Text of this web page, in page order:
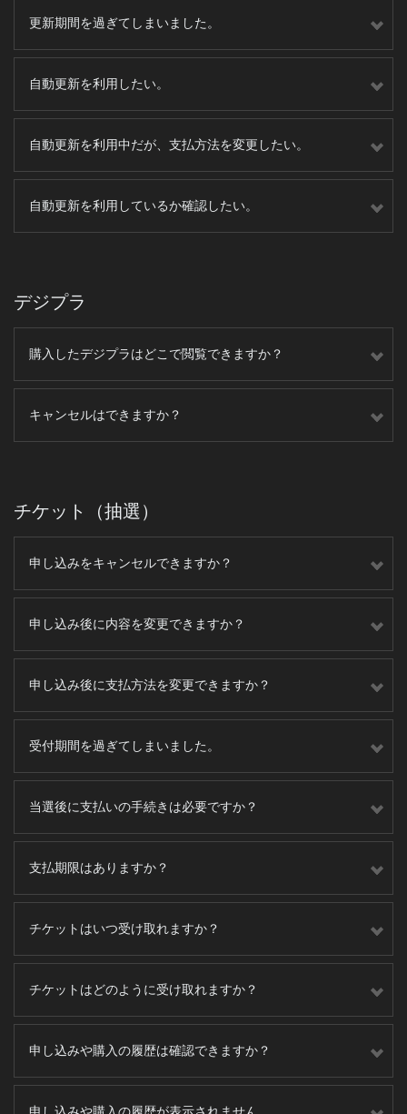
更新期間を過ぎてしまいました。
自動更新を利用したい。
自動更新を利用中だが、支払方法を変更したい。
自動更新を利用しているか確認したい。
デジプラ
購入したデジプラはどこで閲覧できますか？
キャンセルはできますか？
チケット（抽選）
申し込みをキャンセルできますか？
申し込み後に内容を変更できますか？
申し込み後に支払方法を変更できますか？
受付期間を過ぎてしまいました。
当選後に支払いの手続きは必要ですか？
支払期限はありますか？
チケットはいつ受け取れますか？
チケットはどのように受け取れますか？
申し込みや購入の履歴は確認できますか？